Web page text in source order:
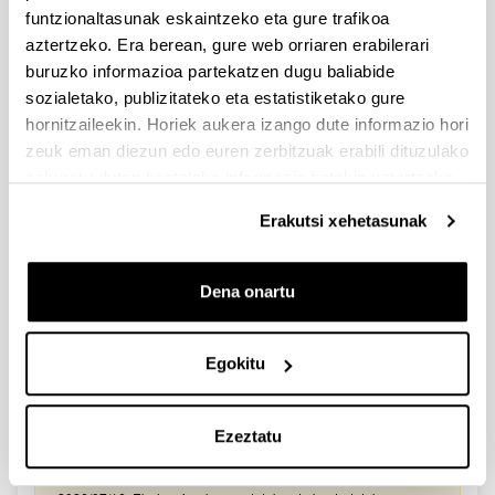
funtzionaltasunak eskaintzeko eta gure trafikoa
aztertzeko. Era berean, gure web orriaren erabilerari
buruzko informazioa partekatzen dugu baliabide
sozialetako, publizitateko eta estatistiketako gure
hornitzaileekin. Horiek aukera izango dute informazio hori
zeuk eman diezun edo euren zerbitzuak erabili dituzulako
Erakutsi xehetasunak
Dena onartu
Egokitu
Ezeztatu
2026/03/25. Onartutako eta baztertutako eskabideen behin-
behineko zerrendako akatsen zuzenketa - 2026/03/23-
Onartuak izan diren eta akatsen bat zuzendu behar duten
eskaeren behin-behineko zerrenda. Alegazioak aurkezteko
epea: 2026/03/24tik 2026/04/09rarte. (biak barne)
Zientzia, Teknologia eta Berrikuntza arloetako kultura
sustatzeko laguntzen deialdia (FECYT) 2026
Aurkezteko epea zabalik: 2026/07/01 - 2026/09/16 13:00
Dokumentazioa bidaltzeko barne-epea: bakarkako
2026/09/11
PROGRAMME 2027
IKERTZAILE DOKTOREAK UPV/EHUn KONTRATATZEKO
DEIALDIA (2026)
Izapide irekia (Eskaerak aurkezteko epea: 2026/06/03 - 2026/06/25
23:59)